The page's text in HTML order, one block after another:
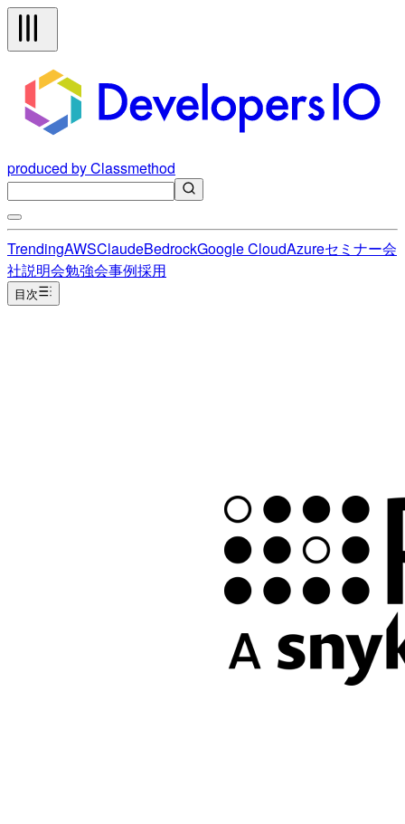
produced by Classmethod
TrendingAWSClaudeBedrockGoogle CloudAzureセミナー会
社説明会勉強会事例採用
目次